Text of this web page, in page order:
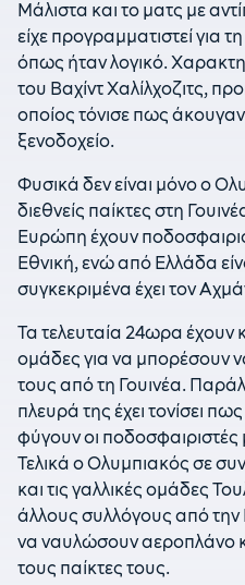
Μάλιστα και το ματς με
είχε προγραμματιστεί για
όπως ήταν λογικό.
του Βαχίντ Χαλίλχοζιτς,
οποίος τόνισε πως
ξενοδοχείο.
Φυσικά δεν είναι μόνο ο
διεθνείς παίκτες στη
Ευρώπη έχουν
Εθνική, ενώ από Ελλάδα
συγκεκριμένα έχει τον
Τα τελευταία 24ωρα έχουν
ομάδες για να μπορέσουν
τους από τη Γουινέα.
πλευρά της έχει τονίσει
φύγουν οι
Τελικά ο Ολυμπιακός σε
και τις γαλλικές ομάδες
άλλους συλλόγους από
να ναυλώσουν αεροπλάνο
τους παίκτες τους.